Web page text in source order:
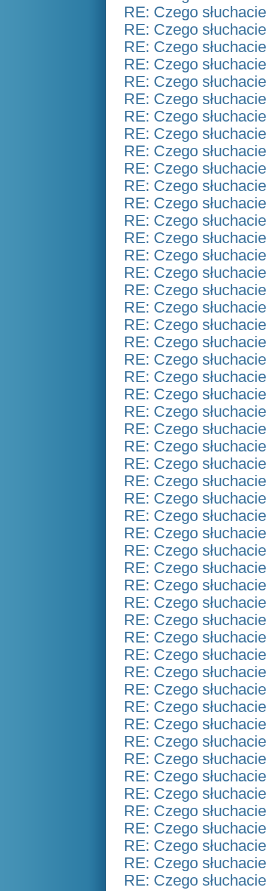
RE: Czego
RE: Czego
RE: Czego
RE: Czego
RE: Czego
RE: Czego
RE: Czego
RE: Czego
RE: Czego
RE: Czego
RE: Czego
RE: Czego
RE: Czego
RE: Czego
RE: Czego
RE: Czego
RE: Czego
RE: Czego
RE: Czego
RE: Czego
RE: Czego
RE: Czego
RE: Czego
RE: Czego
RE: Czego
RE: Czego
RE: Czego
RE: Czego
RE: Czego
RE: Czego
RE: Czego
RE: Czego
RE: Czego
RE: Czego
RE: Czego
RE: Czego
RE: Czego
RE: Czego
RE: Czego
RE: Czego
RE: Czego
RE: Czego
RE: Czego
RE: Czego
RE: Czego
RE: Czego
RE: Czego
RE: Czego
RE: Czego
RE: Czego
RE: Czego